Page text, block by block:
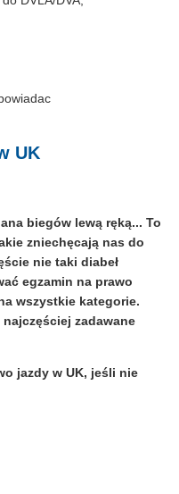
UK
biegów lewą ręką... To
zniechęcają nas do
nie taki diabeł
egzamin na prawo
wszystkie kategorie.
zadawane
jazdy w UK, jeśli nie